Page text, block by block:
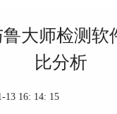
大师检测软
比分析
13 16: 14: 15